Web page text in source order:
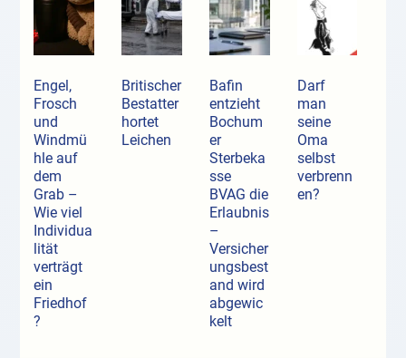
Engel,
Frosch
und
Windmü
hle auf
dem
Grab –
Wie viel
Individua
lität
verträgt
ein
Friedhof
?
Britischer
Bestatter
hortet
Leichen
Bafin
entzieht
Bochum
er
Sterbeka
sse
BVAG die
Erlaubnis
–
Versicher
ungsbest
and wird
abgewic
kelt
Darf
man
seine
Oma
selbst
verbrenn
en?